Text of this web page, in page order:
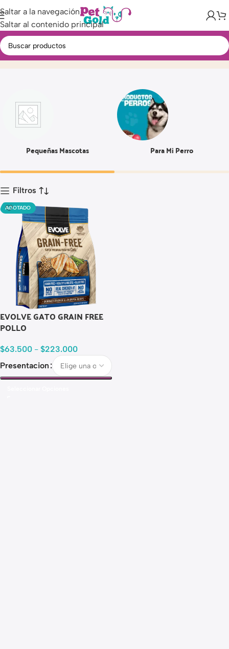
Saltar a la navegación
Saltar al contenido principal
11 LBSInicio Producto
Pequeñas Mascotas Para Mi Perro
Filtros
AGOTADO
EVOLVE GATO GRAIN FREE
POLLO
$63.500 - $223.000
Presentacion